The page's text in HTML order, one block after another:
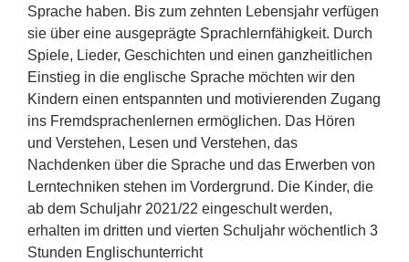
Sprache haben. Bis zum zehnten Lebensjahr verfügen
sie über eine ausgeprägte Sprachlernfähigkeit. Durch
Spiele, Lieder, Geschichten und einen ganzheitlichen
Einstieg in die englische Sprache möchten wir den
Kindern einen entspannten und motivierenden Zugang
ins Fremdsprachenlernen ermöglichen. Das Hören
und Verstehen, Lesen und Verstehen, das
Nachdenken über die Sprache und das Erwerben von
Lerntechniken stehen im Vordergrund. Die Kinder, die
ab dem Schuljahr 2021/22 eingeschult werden,
erhalten im dritten und vierten Schuljahr wöchentlich 3
Stunden Englischunterricht